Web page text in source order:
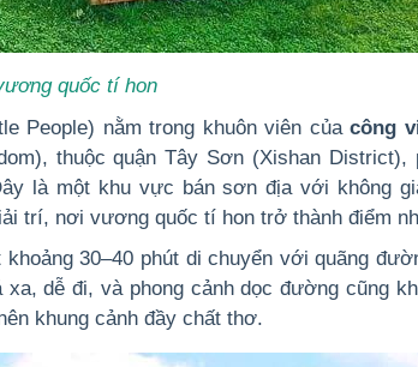
quốc tí hon
People) nằm trong khuôn viên củacông
thuộc quận Tây Sơn (Xishan District),
là một khu vực bán sơn địa với không
trí, nơi vương quốc tí hon trở thành điểm
30–40 phút di chuyển với quãng
dễ đi, và phong cảnh dọc đường cũng
khung cảnh đầy chất thơ.